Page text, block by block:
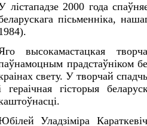
лiстападзе 2000 года
пiсьменнiка,
высокамастацкая
прадстаўнiком
свету. У творчай
гераiчная гiсторыя
Уладзiмiра